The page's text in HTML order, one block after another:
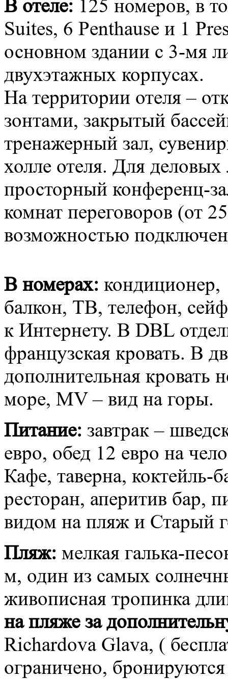
В отеле: 125 номеров, в
Suites, 6 Penthause и 1
основном здании с 3-мя
двухэтажных корпусах.
На территории отеля –
зонтами, закрытый
тренажерный зал,
холле отеля. Для деловых
просторный конференц-
комнат переговоров (от
возможностью
В номерах: кондиционер,
балкон, ТВ, телефон,
к Интернету. В DBL
французская кровать. В
дополнительная кровать
море, MV – вид на горы.
Питание: завтрак –
евро, обед 12 евро на
Кафе, таверна, коктейль-
ресторан, аперитив бар,
видом на пляж и Старый
Пляж: мелкая галька-
м, один из самых
живописная тропинка
на пляже за
Richardova Glava, (
ограничено,